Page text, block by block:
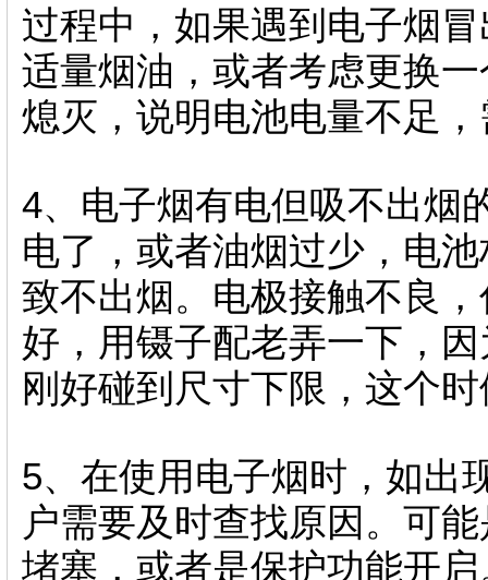
过程中，如果遇到电子烟
适量烟油，或者考虑更换
熄灭，说明电池电量不足
4、电子烟有电但吸不出烟
电了，或者油烟过少，电
致不出烟。电极接触不良
好，用镊子配老弄一下，
刚好碰到尺寸下限，这个
5、在使用电子烟时，如出
户需要及时查找原因。可
堵塞，或者是保护功能开